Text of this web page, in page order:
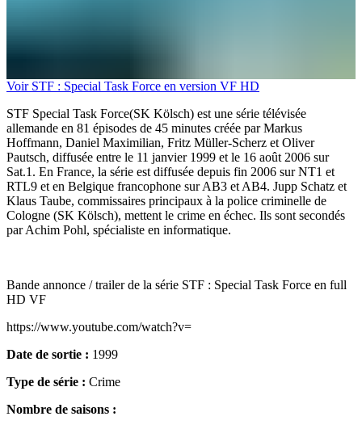
Voir STF : Special Task Force en version VF HD
STF Special Task Force(SK Kölsch) est une série télévisée
allemande en 81 épisodes de 45 minutes créée par Markus
Hoffmann, Daniel Maximilian, Fritz Müller-Scherz et Oliver
Pautsch, diffusée entre le 11 janvier 1999 et le 16 août 2006 sur
Sat.1. En France, la série est diffusée depuis fin 2006 sur NT1 et
RTL9 et en Belgique francophone sur AB3 et AB4. Jupp Schatz et
Klaus Taube, commissaires principaux à la police criminelle de
Cologne (SK Kölsch), mettent le crime en échec. Ils sont secondés
par Achim Pohl, spécialiste en informatique.
Bande annonce / trailer de la série STF : Special Task Force en full
HD VF
https://www.youtube.com/watch?v=
Date de sortie : 1999
Type de série : Crime
Nombre de saisons :